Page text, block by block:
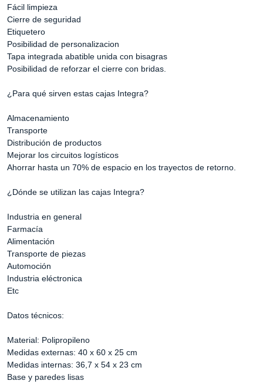
Fácil limpieza
Cierre de seguridad
Etiquetero
Posibilidad de personalizacion
Tapa integrada abatible unida con bisagras
Posibilidad de reforzar el cierre con bridas.
¿Para qué sirven estas cajas Integra?
Almacenamiento
Transporte
Distribución de productos
Mejorar los circuitos logísticos
Ahorrar hasta un 70% de espacio en los trayectos de retorno.
¿Dónde se utilizan las cajas Integra?
Industria en general
Farmacía
Alimentación
Transporte de piezas
Automoción
Industria eléctronica
Etc
Datos técnicos:
Material: Polipropileno
Medidas externas: 40 x 60 x 25 cm
Medidas internas: 36,7 x 54 x 23 cm
Base y paredes lisas